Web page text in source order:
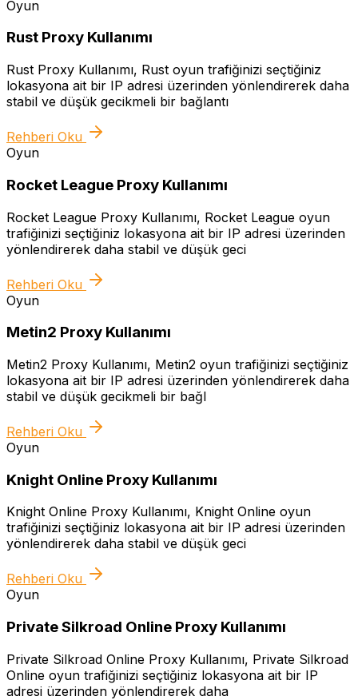
Oyun
Rust Proxy Kullanımı
Rust Proxy Kullanımı, Rust oyun trafiğinizi seçtiğiniz
lokasyona ait bir IP adresi üzerinden yönlendirerek daha
stabil ve düşük gecikmeli bir bağlantı
Rehberi Oku
Oyun
Rocket League Proxy Kullanımı
Rocket League Proxy Kullanımı, Rocket League oyun
trafiğinizi seçtiğiniz lokasyona ait bir IP adresi üzerinden
yönlendirerek daha stabil ve düşük geci
Rehberi Oku
Oyun
Metin2 Proxy Kullanımı
Metin2 Proxy Kullanımı, Metin2 oyun trafiğinizi seçtiğiniz
lokasyona ait bir IP adresi üzerinden yönlendirerek daha
stabil ve düşük gecikmeli bir bağl
Rehberi Oku
Oyun
Knight Online Proxy Kullanımı
Knight Online Proxy Kullanımı, Knight Online oyun
trafiğinizi seçtiğiniz lokasyona ait bir IP adresi üzerinden
yönlendirerek daha stabil ve düşük geci
Rehberi Oku
Oyun
Private Silkroad Online Proxy Kullanımı
Private Silkroad Online Proxy Kullanımı, Private Silkroad
Online oyun trafiğinizi seçtiğiniz lokasyona ait bir IP
adresi üzerinden yönlendirerek daha